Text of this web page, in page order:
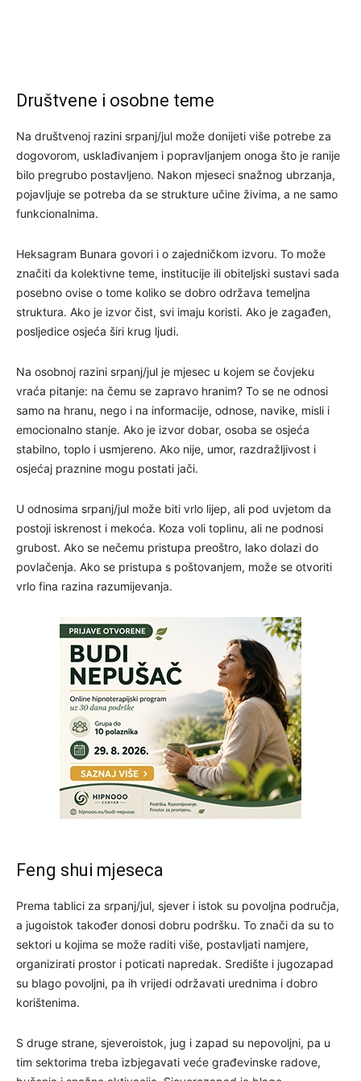
Društvene i osobne teme
Na društvenoj razini srpanj/jul može donijeti više potrebe za
dogovorom, usklađivanjem i popravljanjem onoga što je ranije
bilo pregrubo postavljeno. Nakon mjeseci snažnog ubrzanja,
pojavljuje se potreba da se strukture učine živima, a ne samo
funkcionalnima.
Heksagram Bunara govori i o zajedničkom izvoru. To može
značiti da kolektivne teme, institucije ili obiteljski sustavi sada
posebno ovise o tome koliko se dobro održava temeljna
struktura. Ako je izvor čist, svi imaju koristi. Ako je zagađen,
posljedice osjeća širi krug ljudi.
Na osobnoj razini srpanj/jul je mjesec u kojem se čovjeku
vraća pitanje: na čemu se zapravo hranim? To se ne odnosi
samo na hranu, nego i na informacije, odnose, navike, misli i
emocionalno stanje. Ako je izvor dobar, osoba se osjeća
stabilno, toplo i usmjereno. Ako nije, umor, razdražljivost i
osjećaj praznine mogu postati jači.
U odnosima srpanj/jul može biti vrlo lijep, ali pod uvjetom da
postoji iskrenost i mekoća. Koza voli toplinu, ali ne podnosi
grubost. Ako se nečemu pristupa preoštro, lako dolazi do
povlačenja. Ako se pristupa s poštovanjem, može se otvoriti
vrlo fina razina razumijevanja.
Feng shui mjeseca
Prema tablici za srpanj/jul, sjever i istok su povoljna područja,
a jugoistok također donosi dobru podršku. To znači da su to
sektori u kojima se može raditi više, postavljati namjere,
organizirati prostor i poticati napredak. Središte i jugozapad
su blago povoljni, pa ih vrijedi održavati urednima i dobro
korištenima.
S druge strane, sjeveroistok, jug i zapad su nepovoljni, pa u
tim sektorima treba izbjegavati veće građevinske radove,